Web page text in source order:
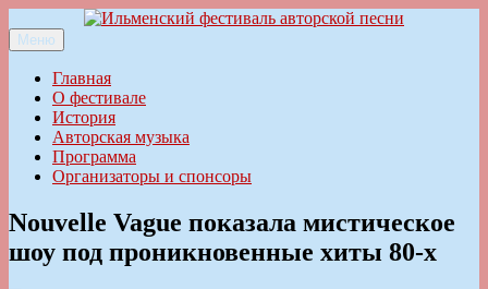
к
содержимому
Ильменский фестиваль авторской песни
Меню
Главная
О фестивале
История
Авторская музыка
Программа
Организаторы и спонсоры
Nouvelle Vague показала мистическое
шоу под проникновенные хиты 80-х